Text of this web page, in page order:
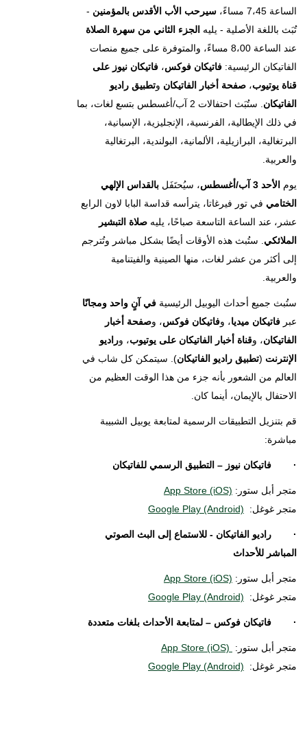
الساعة 7،45 مساءً، سيرحب الأب الأقدس بالمؤمنين -
تُبَث باللغة الأصلية - يليه الجزء الثاني من سهرة الصلاة
عند الساعة 8،00 مساءً، والمتوفرة على جميع منصات
الفاتيكان الرئيسية: فاتيكان فوكس، فاتيكان نيوز على
قناة يوتيوب، صفحة أخبار الفاتيكان وتطبيق راديو
الفاتيكان
. ستُبَث احتفالات 2 آب/أغسطس بتسع لغات، بما
في ذلك الإيطالية، الفرنسية، الإنجليزية، الإسبانية،
البرتغالية، البرازيلية، الألمانية، البولندية، البرتغالية
والعربية.
يوم الأحد 3 آب/أغسطس ، سيُحتَفَل بالقداس الإلهي
الختامي في تور فيرغاتا، يترأسه قداسة البابا لاون الرابع
عشر، عند الساعة التاسعة صباحًا، يليه صلاة التبشير
الملائكي. ستُبث هذه الأوقات أيضًا بشكل مباشر وتُترجم
إلى أكثر من عشر لغات، منها الصينية والفيتنامية
والعربية.
ستُبث جميع أحداث اليوبيل الرئيسية في آنٍ واحد ومجانًا
عبر فاتيكان ميديا، وفاتيكان فوكس، وصفحة أخبار
الفاتيكان، وقناة أخبار الفاتيكان على يوتيوب، وراديو
الإنترنت (تطبيق راديو الفاتيكان). سيتمكن كل شاب في
العالم من الشعور بأنه جزء من هذا الوقت العظيم من
الاحتفال بالإيمان، أينما كان.
قم بتنزيل التطبيقات الرسمية لمتابعة يوبيل الشبيبة
مباشرة:
· فاتيكان نيوز – التطبيق الرسمي للفاتيكان
متجر أبل ستور: App Store (iOS)
متجر غوغل: Google Play (Android)
· راديو الفاتيكان - للاستماع إلى البث الصوتي
المباشر للأحداث
متجر أبل ستور: App Store (iOS)
متجر غوغل: Google Play (Android)
· فاتيكان فوكس – لمتابعة الأحداث بلغات متعددة
متجر أبل ستور:
متجر غوغل: Google Play (Android)